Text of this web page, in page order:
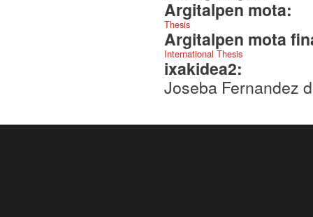
Argitalpen mota:
Thesis
Argitalpen mota
International Thesis
ixakidea2:
Joseba Fernandez